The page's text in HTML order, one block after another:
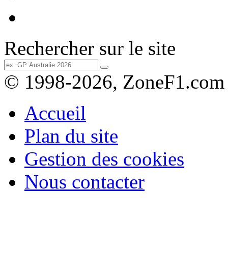
Rechercher sur le site
© 1998-2026, ZoneF1.com
Accueil
Plan du site
Gestion des cookies
Nous contacter